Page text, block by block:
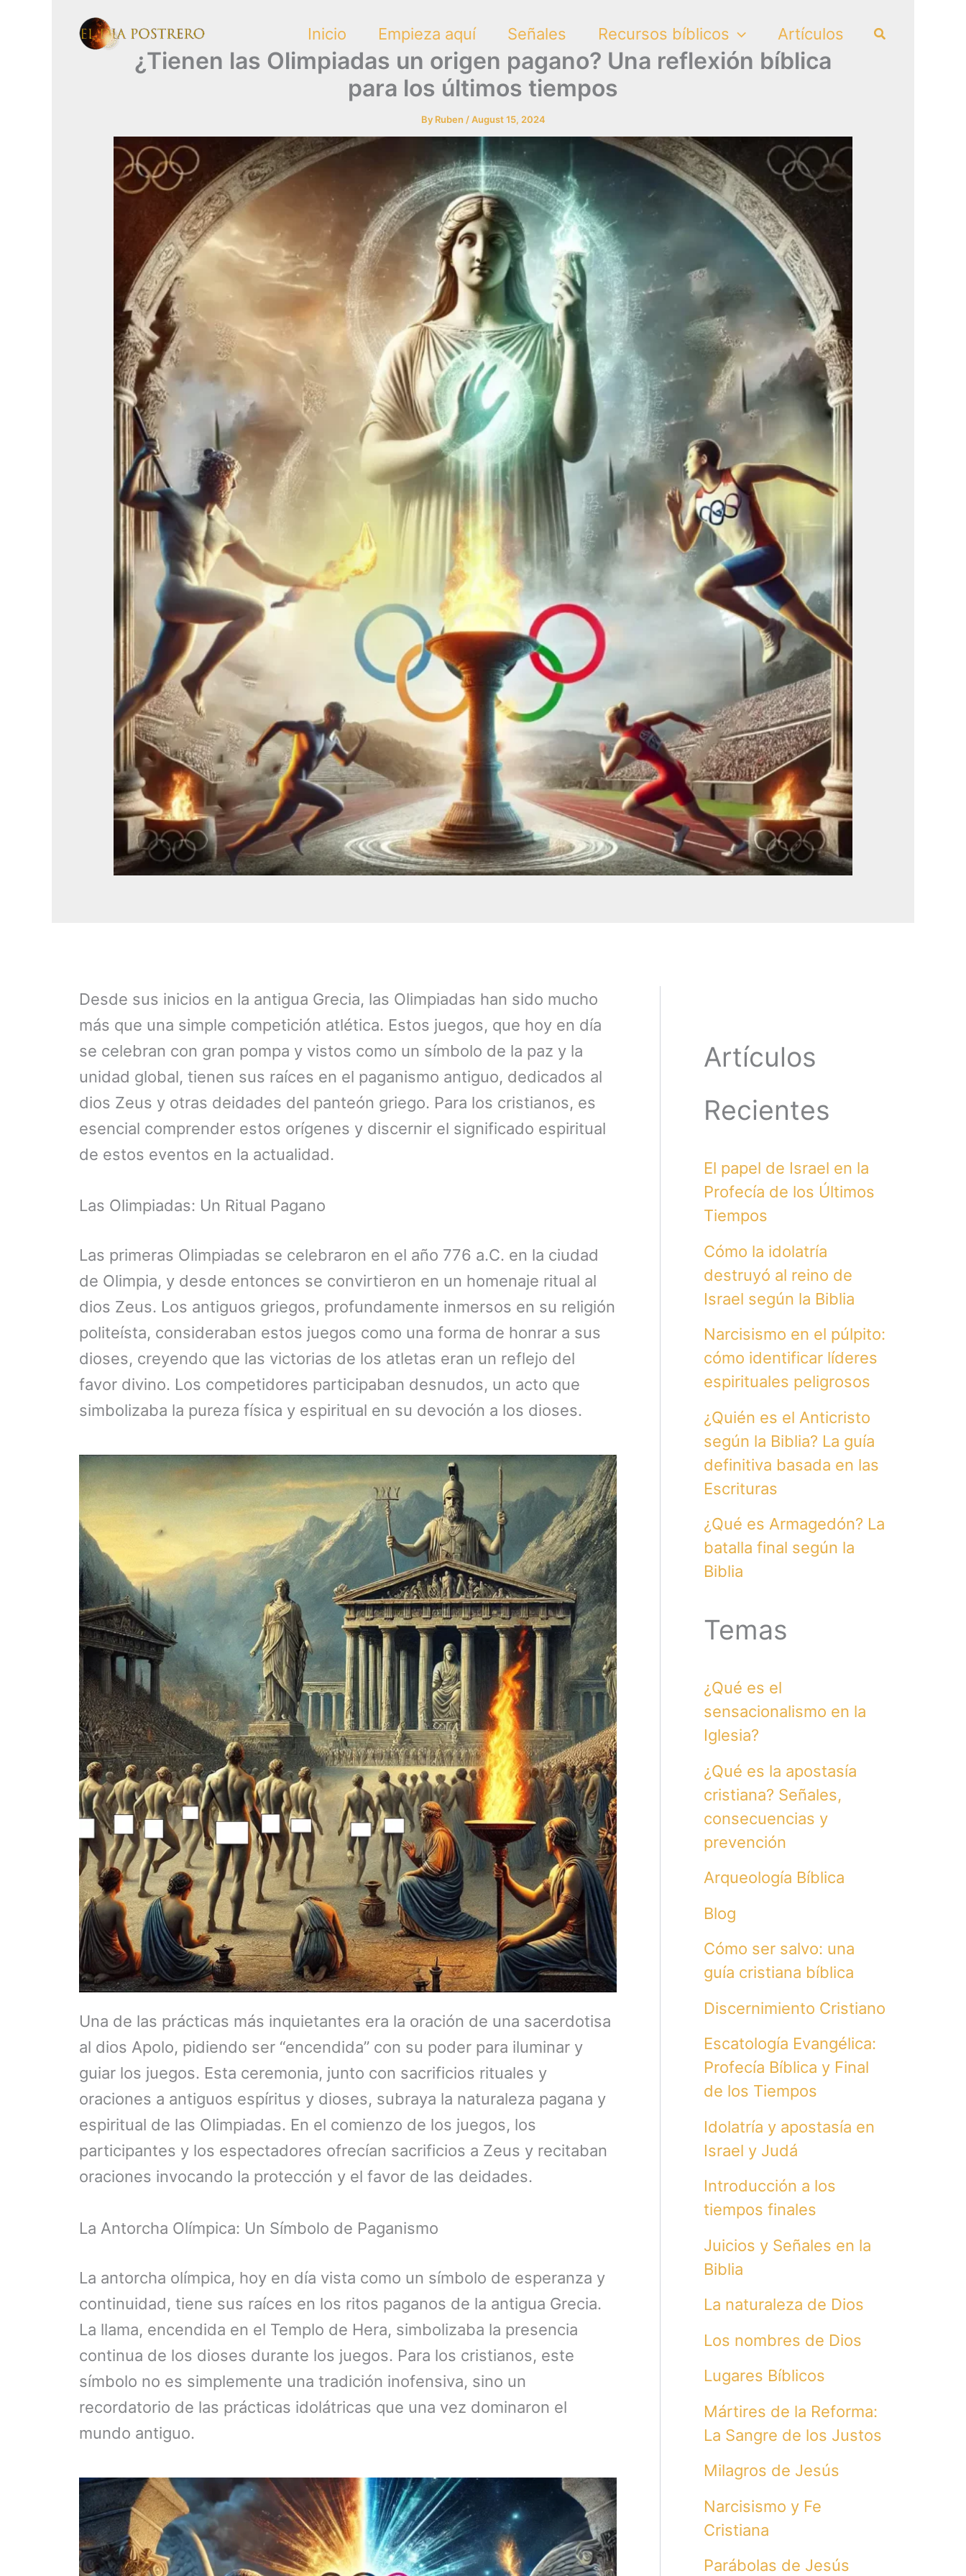
Inicio Empieza aquí Señales Recursos bíblicos Artículos Search
¿Tienen las Olimpiadas un origen pagano? Una reflexión bíblica
para los últimos tiempos
By Ruben /August 15, 2024
Desde sus inicios en la antigua Grecia, las Olimpiadas han sido mucho
más que una simple competición atlética. Estos juegos, que hoy en día
se celebran con gran pompa y vistos como un símbolo de la paz y la
unidad global, tienen sus raíces en el paganismo antiguo, dedicados al
dios Zeus y otras deidades del panteón griego. Para los cristianos, es
esencial comprender estos orígenes y discernir el significado espiritual
de estos eventos en la actualidad.
Las Olimpiadas: Un Ritual Pagano
Las primeras Olimpiadas se celebraron en el año 776 a.C. en la ciudad
de Olimpia, y desde entonces se convirtieron en un homenaje ritual al
dios Zeus. Los antiguos griegos, profundamente inmersos en su religión
politeísta, consideraban estos juegos como una forma de honrar a sus
dioses, creyendo que las victorias de los atletas eran un reflejo del
favor divino. Los competidores participaban desnudos, un acto que
simbolizaba la pureza física y espiritual en su devoción a los dioses.
Una de las prácticas más inquietantes era la oración de una sacerdotisa
al dios Apolo, pidiendo ser “encendida” con su poder para iluminar y
guiar los juegos. Esta ceremonia, junto con sacrificios rituales y
oraciones a antiguos espíritus y dioses, subraya la naturaleza pagana y
espiritual de las Olimpiadas. En el comienzo de los juegos, los
participantes y los espectadores ofrecían sacrificios a Zeus y recitaban
oraciones invocando la protección y el favor de las deidades.
La Antorcha Olímpica: Un Símbolo de Paganismo
La antorcha olímpica, hoy en día vista como un símbolo de esperanza y
continuidad, tiene sus raíces en los ritos paganos de la antigua Grecia.
La llama, encendida en el Templo de Hera, simbolizaba la presencia
continua de los dioses durante los juegos. Para los cristianos, este
símbolo no es simplemente una tradición inofensiva, sino un
recordatorio de las prácticas idolátricas que una vez dominaron el
mundo antiguo.
Artículos
Recientes
El papel de Israel en la
Profecía de los Últimos
Tiempos
Cómo la idolatría
destruyó al reino de
Israel según la Biblia
Narcisismo en el púlpito:
cómo identificar líderes
espirituales peligrosos
¿Quién es el Anticristo
según la Biblia? La guía
definitiva basada en las
Escrituras
¿Qué es Armagedón? La
batalla final según la
Biblia
Temas
¿Qué es el
sensacionalismo en la
Iglesia?
¿Qué es la apostasía
cristiana? Señales,
consecuencias y
prevención
Arqueología Bíblica
Blog
Cómo ser salvo: una
guía cristiana bíblica
Discernimiento Cristiano
Escatología Evangélica:
Profecía Bíblica y Final
de los Tiempos
Idolatría y apostasía en
Israel y Judá
Introducción a los
tiempos finales
Juicios y Señales en la
Biblia
La naturaleza de Dios
Los nombres de Dios
Lugares Bíblicos
Mártires de la Reforma:
La Sangre de los Justos
Milagros de Jesús
Narcisismo y Fe
Cristiana
Parábolas de Jesús